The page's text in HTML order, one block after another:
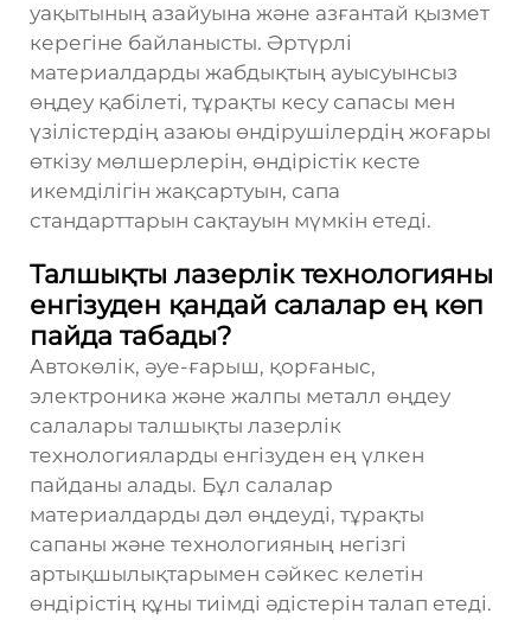
уақытының азайуына және азғантай қызмет
керегіне байланысты. Әртүрлі
материалдарды жабдықтың ауысуынсыз
өңдеу қабілеті, тұрақты кесу сапасы мен
үзілістердің азаюы өндірушілердің жоғары
өткізу мөлшерлерін, өндірістік кесте
икемділігін жақсартуын, сапа
стандарттарын сақтауын мүмкін етеді.
Талшықты лазерлік технологияны
енгізуден қандай салалар ең көп
пайда табады?
Автокөлік, әуе-ғарыш, қорғаныс,
электроника және жалпы металл өңдеу
салалары талшықты лазерлік
технологияларды енгізуден ең үлкен
пайданы алады. Бұл салалар
материалдарды дәл өңдеуді, тұрақты
сапаны және технологияның негізгі
артықшылықтарымен сәйкес келетін
өндірістің құны тиімді әдістерін талап етеді.